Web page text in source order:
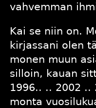
vahvemman
Kai se niin on.
kirjassani olen
monen muun
silloin, kauan
1996.. .. 2002 ..
monta